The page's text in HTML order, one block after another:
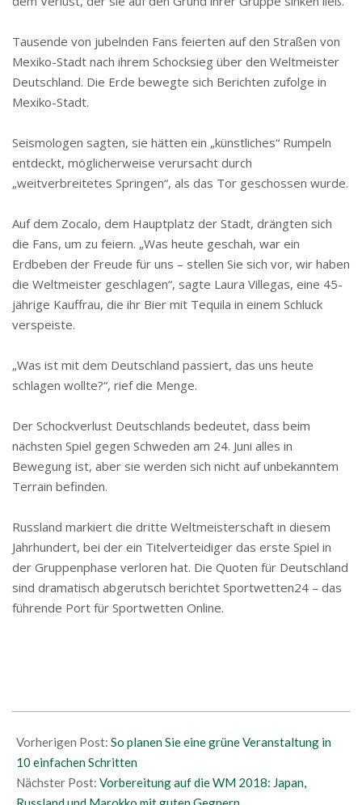
Tausende von jubelnden Fans feierten auf den Straßen von
Mexiko-Stadt nach ihrem Schocksieg über den Weltmeister
Deutschland. Die Erde bewegte sich Berichten zufolge in
Mexiko-Stadt.
Seismologen sagten, sie hätten ein „künstliches“ Rumpeln
entdeckt, möglicherweise verursacht durch
„weitverbreitetes Springen“, als das Tor geschossen wurde.
Auf dem Zocalo, dem Hauptplatz der Stadt, drängten sich
die Fans, um zu feiern. „Was heute geschah, war ein
Erdbeben der Freude für uns – stellen Sie sich vor, wir haben
die Weltmeister geschlagen“, sagte Laura Villegas, eine 45-
jährige Kauffrau, die ihr Bier mit Tequila in einem Schluck
verspeiste.
„Was ist mit dem Deutschland passiert, das uns heute
schlagen wollte?“, rief die Menge.
Der Schockverlust Deutschlands bedeutet, dass beim
nächsten Spiel gegen Schweden am 24. Juni alles in
Bewegung ist, aber sie werden sich nicht auf unbekanntem
Terrain befinden.
Russland markiert die dritte Weltmeisterschaft in diesem
Jahrhundert, bei der ein Titelverteidiger das erste Spiel in
der Gruppenphase verloren hat. Die Quoten für Deutschland
sind dramatisch abgerutsch berichtet Sportwetten24 – das
führende Port für Sportwetten Online.
06-
19
Vorherigen Post: So planen Sie eine grüne Veranstaltung in
10 einfachen Schritten
Nächster Post: Vorbereitung auf die WM 2018: Japan,